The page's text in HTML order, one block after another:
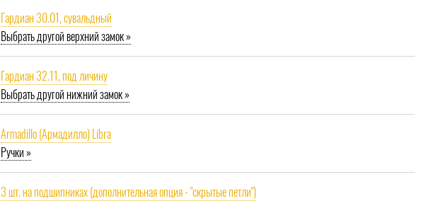
Гардиан 30.01, сувальдный
Выбрать другой верхний замок »
Гардиан 32.11, под личину
Выбрать другой нижний замок »
Armadillo (Армадилло) Libra
Ручки »
3 шт. на подшипниках (дополнительная опция - "скрытые петли")